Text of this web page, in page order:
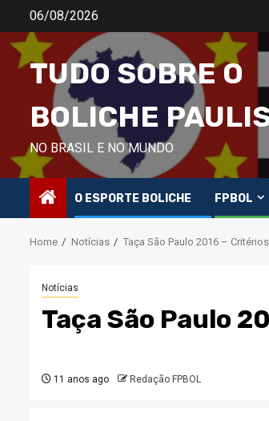
content
06/08/2026
TUDO SOBRE O
BOLICHE
NO BRASIL E NO MUNDO
O ESPORTE BOLICHE FPBOL
Home Notícias Taça São Paulo 2016 –
Notícias
Taça São Paulo
11 anos ago Redação FPBOL